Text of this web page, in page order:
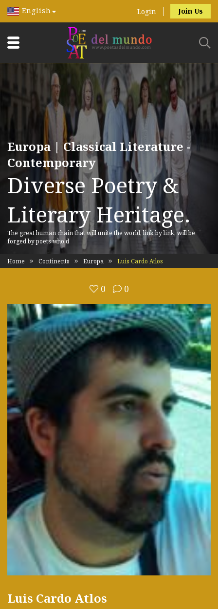
English Login Join Us
Europa | Classical Literature -
Contemporary
Diverse Poetry &
Literary Heritage.
The great human chain that will unite the world, link by link, will be
forged by poets who d
Home Continents Europa Luis Cardo Atlos
0 0
Luis Cardo Atlos